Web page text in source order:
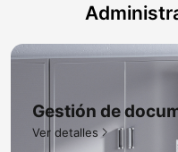
Gestión de
Ver detalles​